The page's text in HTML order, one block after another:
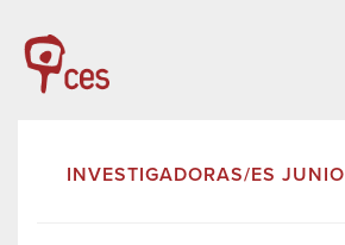
INVESTIGADORAS/ES